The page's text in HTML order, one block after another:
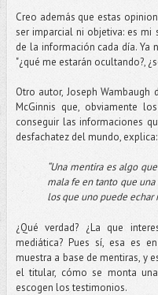
Creo además que estas
ser imparcial ni objetiva: es mi
de la información cada día. Ya
"¿qué me estarán ocultando?,
Otro autor, Joseph
McGinnis que, obviamente
conseguir las informaciones
desfachatez del mundo, explica:
“Una mentira es algo
mala fe en tanto que
los que uno puede echar
¿Qué verdad? ¿La que
mediática? Pues sí, esa es
muestra a base de mentiras, y
el titular, cómo se monta
escogen los testimonios.